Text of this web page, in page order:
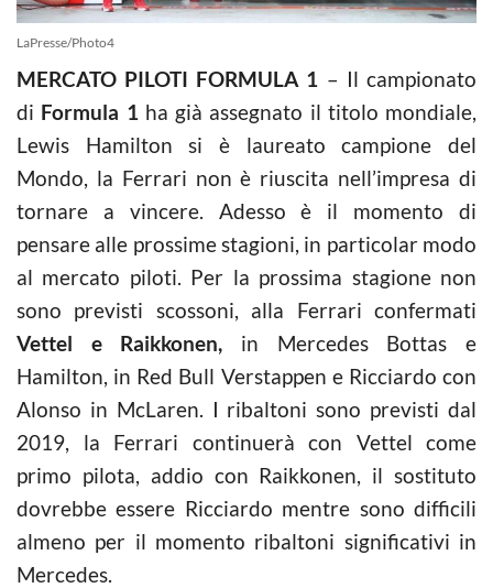
LaPresse/Photo4
MERCATO PILOTI FORMULA 1 – Il campionato
di Formula 1ha già assegnato il titolo mondiale,
Lewis Hamilton si è laureato campione del
Mondo, la Ferrari non è riuscita nell’impresa di
tornare a vincere. Adesso è il momento di
pensare alle prossime stagioni, in particolar modo
al mercato piloti. Per la prossima stagione non
sono previsti scossoni, alla Ferrari confermati
Vettel e Raikkonen, in Mercedes Bottas e
Hamilton, in Red Bull Verstappen e Ricciardo con
Alonso in McLaren. I ribaltoni sono previsti dal
2019, la Ferrari continuerà con Vettel come
primo pilota, addio con Raikkonen, il sostituto
dovrebbe essere Ricciardo mentre sono difficili
almeno per il momento ribaltoni significativi in
Mercedes.